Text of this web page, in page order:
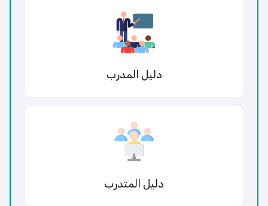
دليل المدرب
دليل المتدرب